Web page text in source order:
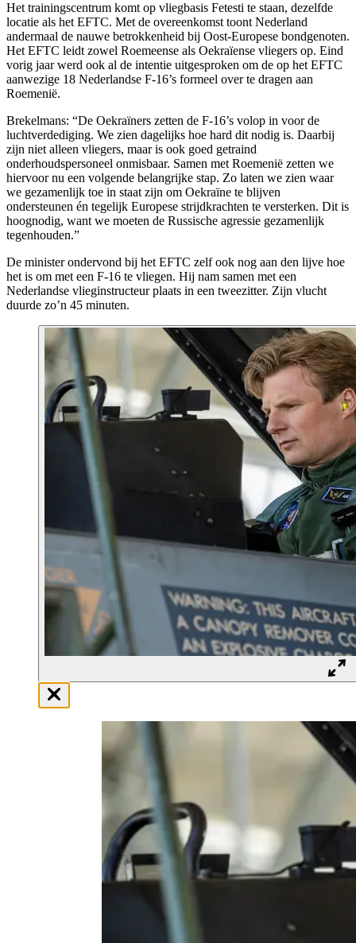
Het trainingscentrum komt op vliegbasis Fetesti te staan, dezelfde
locatie als het EFTC. Met de overeenkomst toont Nederland
andermaal de nauwe betrokkenheid bij Oost-Europese bondgenoten.
Het EFTC leidt zowel Roemeense als Oekraïense vliegers op. Eind
vorig jaar werd ook al de intentie uitgesproken om de op het EFTC
aanwezige 18 Nederlandse F-16’s formeel over te dragen aan
Roemenië.
Brekelmans: “De Oekraïners zetten de F-16’s volop in voor de
luchtverdediging. We zien dagelijks hoe hard dit nodig is. Daarbij
zijn niet alleen vliegers, maar is ook goed getraind
onderhoudspersoneel onmisbaar. Samen met Roemenië zetten we
hiervoor nu een volgende belangrijke stap. Zo laten we zien waar
we gezamenlijk toe in staat zijn om Oekraïne te blijven
ondersteunen én tegelijk Europese strijdkrachten te versterken. Dit is
hoognodig, want we moeten de Russische agressie gezamenlijk
tegenhouden.”
De minister ondervond bij het EFTC zelf ook nog aan den lijve hoe
het is om met een F-16 te vliegen. Hij nam samen met een
Nederlandse vlieginstructeur plaats in een tweezitter. Zijn vlucht
duurde zo’n 45 minuten.